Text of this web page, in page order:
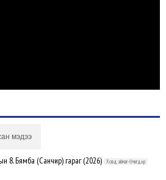
мэдээ
8. Бямба (Санчир) гараг (2026) Ховд аймаг-Өчигдөр